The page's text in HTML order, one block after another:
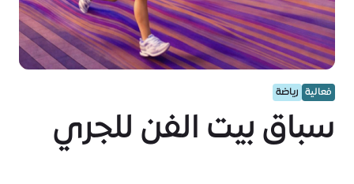
فعالية رياضة
سباق بيت الفن للجري